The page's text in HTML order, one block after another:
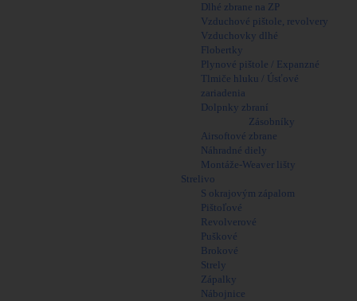
Dlhé zbrane na ZP
Vzduchové pištole, revolvery
Vzduchovky dlhé
Flobertky
Plynové pištole / Expanzné
Tlmiče hluku / Úsťové
zariadenia
Dolpnky zbraní
Zásobníky
Airsoftové zbrane
Náhradné diely
Montáže-Weaver lišty
Strelivo
S okrajovým zápalom
Pištoľové
Revolverové
Puškové
Brokové
Strely
Zápalky
Nábojnice